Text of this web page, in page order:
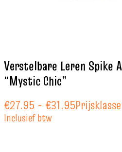
Verstelbare Leren Spike
“Mystic Chic”
€27.95 - €31.95
Inclusief btw